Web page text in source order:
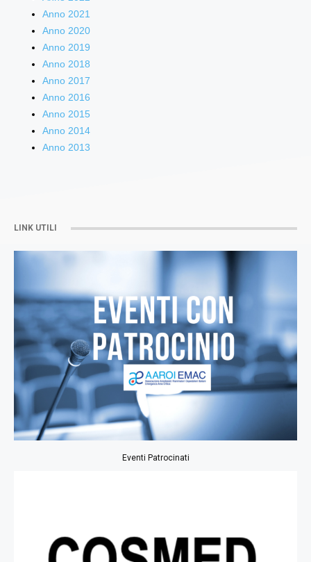
Anno 2021
Anno 2020
Anno 2019
Anno 2018
Anno 2017
Anno 2016
Anno 2015
Anno 2014
Anno 2013
LINK UTILI
Eventi Patrocinati